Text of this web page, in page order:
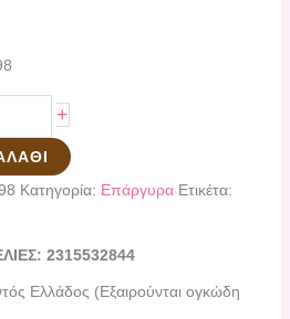
+
Κατηγορία: Επάργυρα Ετικέτα:
2315532844
Ελλάδος (Εξαιρούνται ογκώδη